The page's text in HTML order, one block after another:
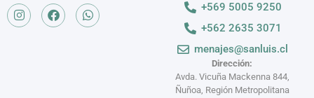
Dirección:
Avda. Vicuña Mackenna 844,
Ñuñoa, Región Metropolitana
+569 5005 9250
+562 2635 3071
menajes@sanluis.cl